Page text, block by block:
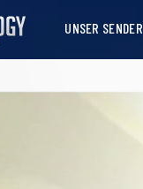
UNSER SENDER